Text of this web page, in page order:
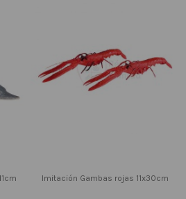
Imitación Gambas rojas 11x30cm